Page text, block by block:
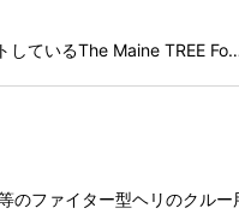
しているThe Maine TREE
ファイター型ヘリのクル